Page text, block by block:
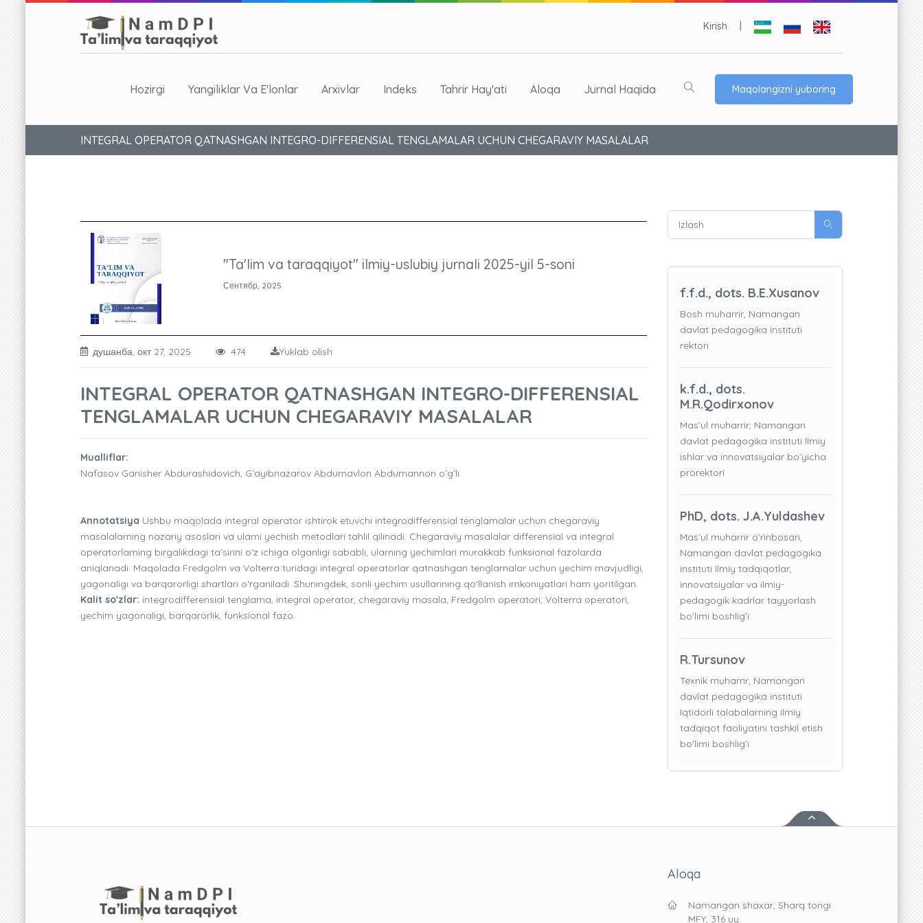
Kirish
Hozirgi Yangiliklar Va E'lonlar Arxivlar Indeks Tahrir Hay'ati Aloqa Jurnal Haqida Maqolangizni yuboring
INTEGRAL OPERATOR QATNASHGAN INTEGRO-DIFFERENSIAL TENGLAMALAR UCHUN CHEGARAVIY MASALALAR
"Ta'lim va taraqqiyot" ilmiy-uslubiy jurnali 2025-yil 5-soni
Сентябр, 2025
душанба, окт 27, 2025 474 Yuklab olish
INTEGRAL OPERATOR QATNASHGAN INTEGRO-DIFFERENSIAL
TENGLAMALAR UCHUN CHEGARAVIY MASALALAR
Mualliflar:
Nafasov Ganisher Abdurashidovich, Gʻayibnazarov Abdumavlon Abdumannon oʻgʻli
Annotatsiya Ushbu maqolada integral operator ishtirok etuvchi integrodifferensial tenglamalar uchun chegaraviy
masalalarning nazariy asoslari va ularni yechish metodlari tahlil qilinadi. Chegaraviy masalalar differensial va integral
operatorlarning birgalikdagi ta’sirini o‘z ichiga olganligi sababli, ularning yechimlari murakkab funksional fazolarda
aniqlanadi. Maqolada Fredgolm va Volterra turidagi integral operatorlar qatnashgan tenglamalar uchun yechim mavjudligi,
yagonaligi va barqarorligi shartlari o‘rganiladi. Shuningdek, sonli yechim usullarining qo‘llanish imkoniyatlari ham yoritilgan.
Kalit so'zlar: integrodifferensial tenglama, integral operator, chegaraviy masala, Fredgolm operatori, Volterra operatori,
yechim yagonaligi, barqarorlik, funksional fazo.
f.f.d., dots. B.E.Xusanov
Bosh muharrir, Namangan
davlat pedagogika instituti
rektori
k.f.d., dots.
M.R.Qodirxonov
Mas’ul muharrir, Namangan
davlat pedagogika instituti Ilmiy
ishlar va innovatsiyalar bo’yicha
prorektori
PhD, dots. J.A.Yuldashev
Mas’ul muharrir o’rinbosari,
Namangan davlat pedagogika
instituti Ilmiy tadqiqotlar,
innovatsiyalar va ilmiy-
pedagogik kadrlar tayyorlash
bo'limi boshlig’i
R.Tursunov
Texnik muharrir, Namangan
davlat pedagogika instituti
Iqtidorli talabalarning ilmiy
tadqiqot faoliyatini tashkil etish
bo'limi boshlig’i
Aloqa
Namangan shaxar, Sharq tongi
MFY, 316 uy